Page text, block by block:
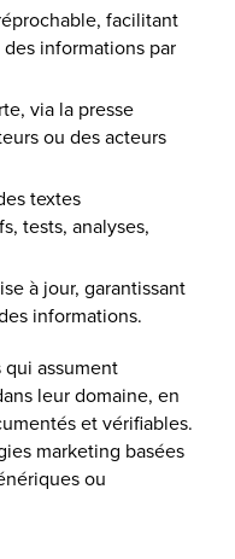
facilitant
des informations par
via la presse
ou des acteurs
textes
tests, analyses,
à jour, garantissant
informations.
assument
leur domaine, en
et vérifiables.
marketing basées
ou